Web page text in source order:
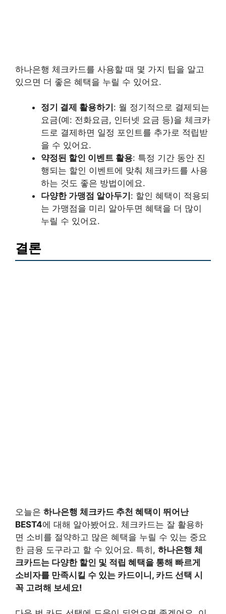
하나은행 체크카드를 사용할 때 몇 가지 팁을 알고
있으면 더 좋은 혜택을 누릴 수 있어요.
정기 결제 활용하기 : 월 정기적으로 결제되는
요금(예: 전화요금, 인터넷 요금 등)을 체크카
드로 결제하면 일정 포인트를 추가로 적립받
을 수 있어요.
약정된 할인 이벤트 활용: 특정 기간 동안 진
행되는 할인 이벤트에 맞춰 체크카드를 사용
하는 것도 좋은 방법이에요.
다양한 가맹점 알아두기 : 할인 혜택이 적용되
는 가맹점을 미리 알아두면 혜택을 더 많이
누릴 수 있어요.
결론
오늘은 하나은행 체크카드 추천 혜택이 뛰어난
BEST4에 대해 알아봤어요. 체크카드는 잘 활용하
면 소비를 절약하고 많은 혜택을 누릴 수 있는 중요
한 금융 도구라고 할 수 있어요. 특히, 하나은행 체
크카드는 다양한 할인 및 적립 혜택을 통해 빠르게
소비자를 만족시킬 수 있는 카드이니, 카드 선택 시
꼭 고려해 보세요!